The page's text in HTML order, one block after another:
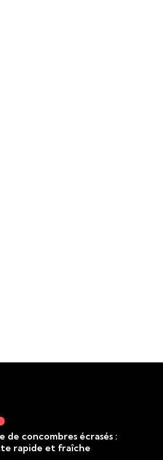
de concombres écrasés :
rapide et fraîche